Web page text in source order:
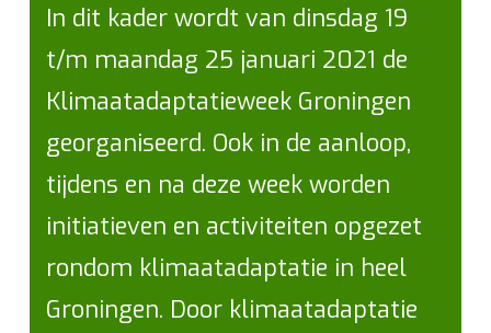
In dit kader wordt van dinsdag 19
t/m maandag 25 januari 2021 de
Klimaatadaptatieweek Groningen
georganiseerd. Ook in de aanloop,
tijdens en na deze week worden
initiatieven en activiteiten opgezet
rondom klimaatadaptatie in heel
Groningen. Door klimaatadaptatie